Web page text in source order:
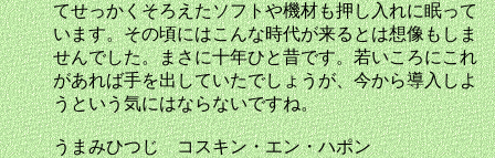
てせっかくそろえたソフトや機材も押し入れに眠って
います。その頃にはこんな時代が来るとは想像もしま
せんでした。まさに十年ひと昔です。若いころにこれ
があれば手を出していたでしょうが、今から導入しよ
うという気にはならないですね。
うまみひつじ コスキン・エン・ハポン